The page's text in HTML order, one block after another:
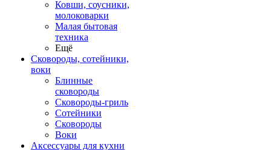
Ковши, соусники,
молоковарки
Малая бытовая
техника
Ещё
Сковороды, сотейники,
воки
Блинные
сковороды
Сковороды-гриль
Сотейники
Сковороды
Воки
Аксессуары для кухни